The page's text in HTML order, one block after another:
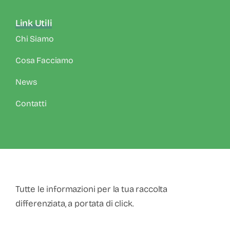
Link Utili
Chi Siamo
Cosa Facciamo
News
Contatti
Tutte le informazioni per la tua raccolta
differenziata, a portata di click.